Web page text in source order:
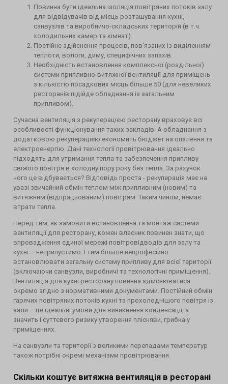
Повинна бути ідеальна ізоляція повітряних потоків залу
для відвідувачів від місць розташування кухні,
санвузлів та виробничо-складських територій (в т.ч.
холодильних камер та кімнат).
Постійне здійснення процесів, пов'язаних із виділенням
теплоти, вологи, диму, специфічних запахів.
Необхідність встановлення комплексної (роздільної)
системи припливно-витяжної вентиляції для приміщень
з кількістю посадкових місць більше 50 (для невеликих
ресторанів підійде обладнання із загальним
припливом).
Сучасна вентиляція з рекуперацією ресторану враховує всі
особливості функціонування таких закладів. А обладнання з
додатковою рекуперацією економить бюджет на опалення та
електроенергію. Дані технології провітрювання ідеально
підходять для утримання тепла та забезпечення припливу
свіжого повітря в холодну пору року без тепла. За рахунок
чого це відбувається? Відповідь проста - рекуперація має на
увазі звичайний обмін теплом між припливним (новим) та
витяжним (відпрацьованим) повітрям. Таким чином, немає
втрати тепла.
Перед тим, як замовити встановлення та монтаж системи
вентиляції для ресторану, кожен власник повинен знати, що
впровадження єдиної мережі повітровідводів для залу та
кухні – неприпустимо. І тим більше непрофесійно
встановлювати загальну систему припливу для всієї території
(включаючи санвузли, виробничі та технологічні приміщення).
Вентиляція для кухні ресторану повинна здійснюватися
окремо згідно з нормативними документами. Постійний обмін
гарячих повітряних потоків кухні та прохолоднішого повітря із
зали – це ідеальні умови для виникнення конденсації, а
значить і суттєвого ризику утворення плісняви, грибка у
приміщеннях.
На санвузли та території з великими перепадами температур
також потрібні окремі механізми провітрювання.
Скільки коштує витяжна вентиляція в ресторані